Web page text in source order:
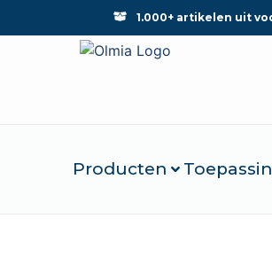
1.000+ artikelen uit
Producten